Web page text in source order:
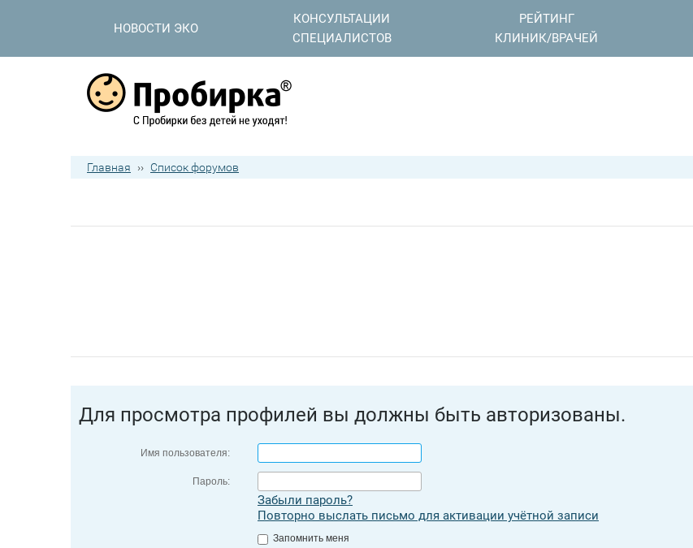
НОВОСТИ ЭКО
КОНСУЛЬТАЦИИ
СПЕЦИАЛИСТОВ
РЕЙТИНГ
КЛИНИК/ВРАЧЕЙ
Главная ›› Список форумов
Для просмотра профилей вы должны быть авторизованы.
Имя пользователя:
Пароль:
Забыли пароль?
Повторно выслать письмо для активации учётной записи
Запомнить меня